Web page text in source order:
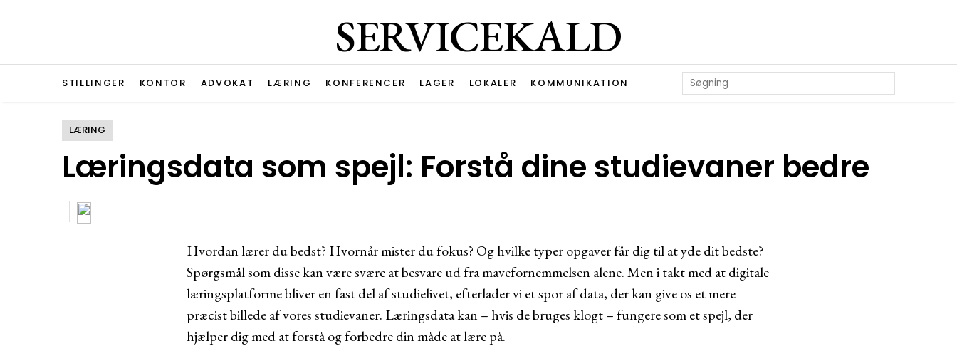
SERVICEKALD
STILLINGER KONTOR ADVOKAT LÆRING KONFERENCER LAGER LOKALER KOMMUNIKATION
Læringsdata som spejl: Forstå dine studievaner bedre
LÆRING
Hvordan lærer du bedst? Hvornår mister du fokus? Og hvilke typer opgaver får dig til at yde dit bedste?
Spørgsmål som disse kan være svære at besvare ud fra mavefornemmelsen alene. Men i takt med at digitale
læringsplatforme bliver en fast del af studielivet, efterlader vi et spor af data, der kan give os et mere
præcist billede af vores studievaner. Læringsdata kan – hvis de bruges klogt – fungere som et spejl, der
hjælper dig med at forstå og forbedre din måde at lære på.